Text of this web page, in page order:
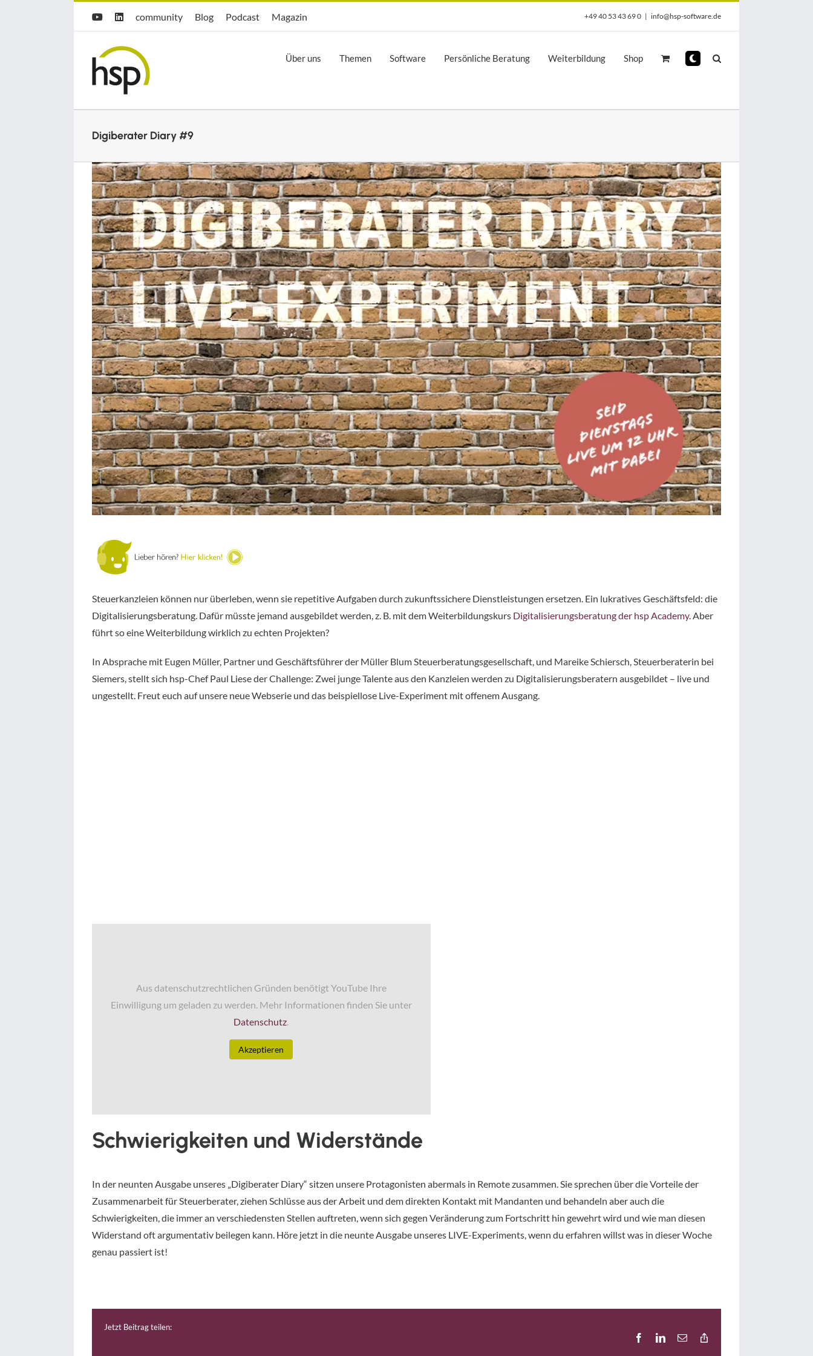
YouTubeLinkedIn
Hsp
community
community
hsp
Blog
Blog Opti.Cast
Podcast Opti.Mag
Magazin +49 40 53 43 69 0 | info@hsp-software.de
Über uns Themen Software Persönliche Beratung Weiterbildung Shop
Digiberater Diary #9
Zeige
grösseres
Bild
Steuerkanzleien können nur überleben, wenn sie repetitive Aufgaben durch zukunftssichere Dienstleistungen ersetzen. Ein lukratives Geschäftsfeld: die
Digitalisierungsberatung. Dafür müsste jemand ausgebildet werden, z. B. mit dem Weiterbildungskurs Digitalisierungsberatung der hsp Academy. Aber
führt so eine Weiterbildung wirklich zu echten Projekten?
In Absprache mit Eugen Müller, Partner und Geschäftsführer der Müller Blum Steuerberatungsgesellschaft, und Mareike Schiersch, Steuerberaterin bei
Siemers, stellt sich hsp-Chef Paul Liese der Challenge: Zwei junge Talente aus den Kanzleien werden zu Digitalisierungsberatern ausgebildet – live und
ungestellt. Freut euch auf unsere neue Webserie und das beispiellose Live-Experiment mit offenem Ausgang.
Aus datenschutzrechtlichen Gründen benötigt YouTube Ihre
Einwilligung um geladen zu werden. Mehr Informationen finden Sie unter
Datenschutz
Akzeptieren
Schwierigkeiten und Widerstände
In der neunten Ausgabe unseres „Digiberater Diary“ sitzen unsere Protagonisten abermals in Remote zusammen. Sie sprechen über die Vorteile der
Zusammenarbeit für Steuerberater, ziehen Schlüsse aus der Arbeit und dem direkten Kontakt mit Mandanten und behandeln aber auch die
Schwierigkeiten, die immer an verschiedensten Stellen auftreten, wenn sich gegen Veränderung zum Fortschritt hin gewehrt wird und wie man diesen
Widerstand oft argumentativ beilegen kann. Höre jetzt in die neunte Ausgabe unseres LIVE-Experiments, wenn du erfahren willst was in dieser Woche
genau passiert ist!
Jetzt Beitrag teilen:
FacebookLinkedIn
E-